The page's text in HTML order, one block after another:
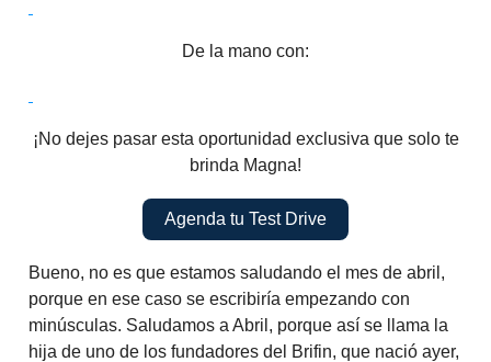
De la mano con:
¡No dejes pasar esta oportunidad exclusiva que solo te
brinda Magna!
Agenda tu Test Drive
Bueno, no es que estamos saludando el mes de abril,
porque en ese caso se escribiría empezando con
minúsculas. Saludamos a Abril, porque así se llama la
hija de uno de los fundadores del Brifin, que nació ayer,